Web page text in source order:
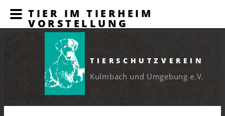
TIERSCHUTZVEREIN
Kulmbach und Umgebung e.V.
TIER IM TIERHEIM
VORSTELLUNG